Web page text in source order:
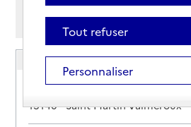
Afficher les résultats par:
EHPA Maison rurale accueil
Adresse
Route de Fontanges
15140-Saint-Martin-Valmeroux
Tout refuser
Personnaliser